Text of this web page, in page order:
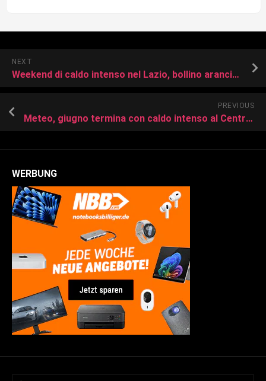
NEXT
Weekend di caldo intenso nel Lazio, bollino arancione e picchi di 37 gradi
PREVIOUS
Meteo, giugno termina con caldo intenso al Centro-Sud
WERBUNG